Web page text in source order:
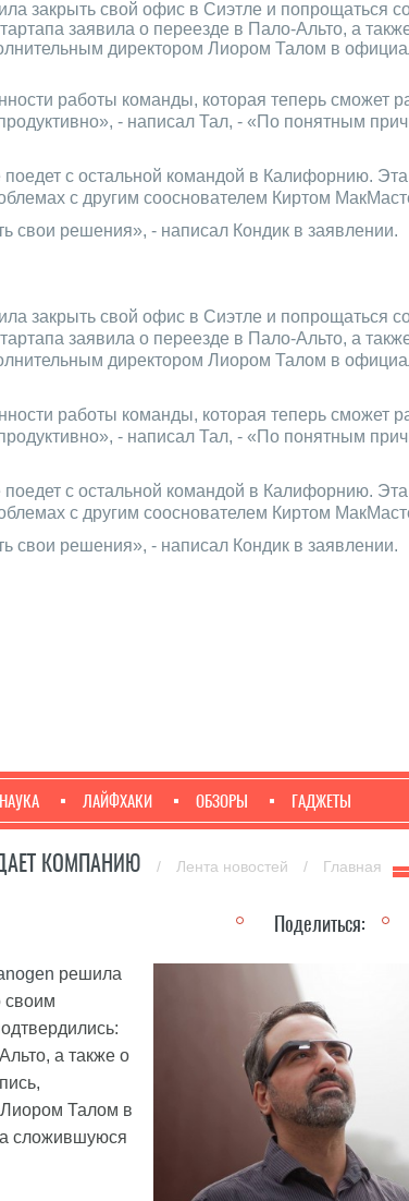
закрыть свой офис в Сиэтле и попрощаться
заявила о переезде в Пало-Альто, а
директором Лиором Талом в
работы команды, которая теперь сможет
- написал Тал, - «По понятным
с остальной командой в Калифорнию.
с другим сооснователем Киртом
свои решения», - написал Кондик в заявлении.
закрыть свой офис в Сиэтле и попрощаться
заявила о переезде в Пало-Альто, а
директором Лиором Талом в
работы команды, которая теперь сможет
- написал Тал, - «По понятным
с остальной командой в Калифорнию.
с другим сооснователем Киртом
свои решения», - написал Кондик в заявлении.
НАУКА ЛАЙФХАКИ ОБЗОРЫ ГАДЖЕТЫ
КОМПАНИЮ / Лента новостей / Главная
Поделиться:
решила
своим
а также о
Талом в
сложившуюся